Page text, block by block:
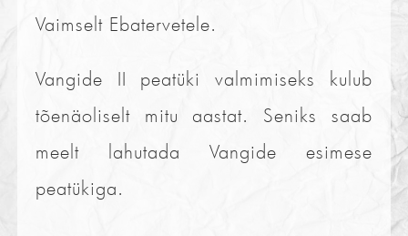
Vaimselt Ebatervetele.
Vangide II peatüki valmimiseks kulub
tõenäoliselt mitu aastat. Seniks saab
meelt lahutada Vangide esimese
peatükiga.